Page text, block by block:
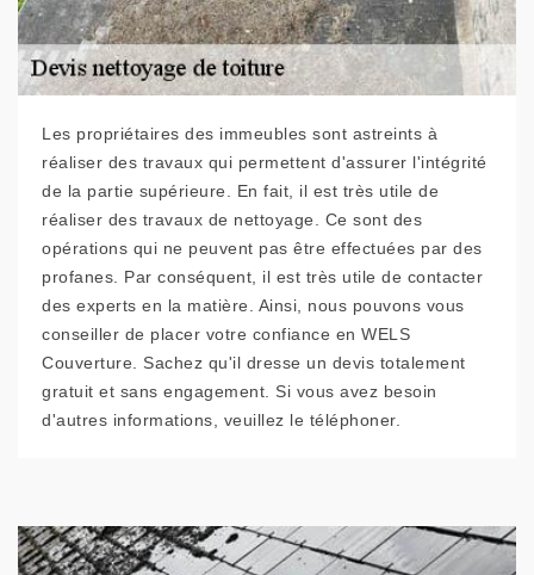
Les propriétaires des immeubles sont astreints à
réaliser des travaux qui permettent d'assurer l'intégrité
de la partie supérieure. En fait, il est très utile de
réaliser des travaux de nettoyage. Ce sont des
opérations qui ne peuvent pas être effectuées par des
profanes. Par conséquent, il est très utile de contacter
des experts en la matière. Ainsi, nous pouvons vous
conseiller de placer votre confiance en WELS
Couverture. Sachez qu'il dresse un devis totalement
gratuit et sans engagement. Si vous avez besoin
d'autres informations, veuillez le téléphoner.